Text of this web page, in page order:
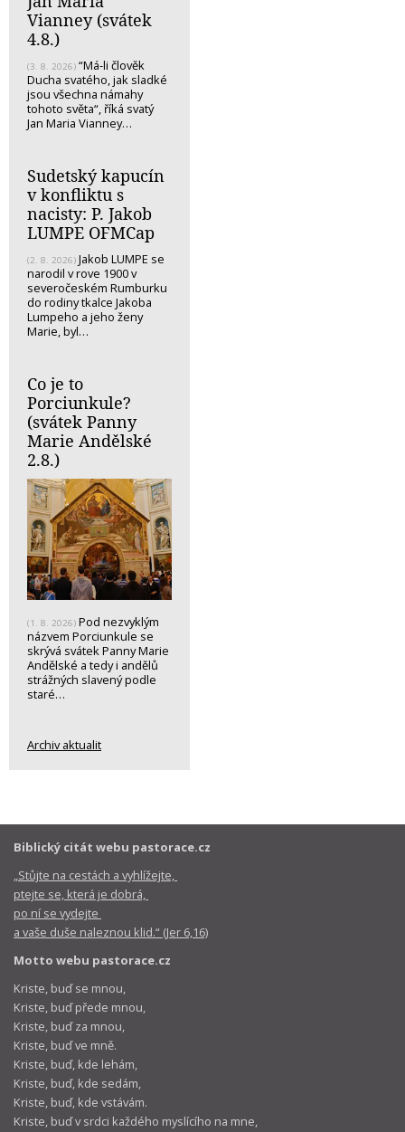
Vianney (svátek
4.8.)
(3. 8. 2026) “Má-li člověk
Ducha svatého, jak sladké
jsou všechna námahy
tohoto světa“, říká svatý
Jan Maria Vianney…
Sudetský kapucín
v konfliktu s
nacisty: P. Jakob
LUMPE OFMCap
(2. 8. 2026) Jakob LUMPE se
narodil v rove 1900 v
severočeském Rumburku
do rodiny tkalce Jakoba
Lumpeho a jeho ženy
Marie, byl…
Co je to
Porciunkule?
(svátek Panny
Marie Andělské
2.8.)
(1. 8. 2026) Pod nezvyklým
názvem Porciunkule se
skrývá svátek Panny Marie
Andělské a tedy i andělů
strážných slavený podle
staré…
Archiv aktualit
Biblický citát webu pastorace.cz
„Stůjte na cestách a vyhlížejte,
ptejte se, která je dobrá,
po ní se vydejte
a vaše duše naleznou klid.“ (Jer 6,16)
Motto webu pastorace.cz
Kriste, buď se mnou,
Kriste, buď přede mnou,
Kriste, buď za mnou,
Kriste, buď ve mně.
Kriste, buď, kde lehám,
Kriste, buď, kde sedám,
Kriste, buď, kde vstávám.
Kriste, buď v srdci každého myslícího na mne,